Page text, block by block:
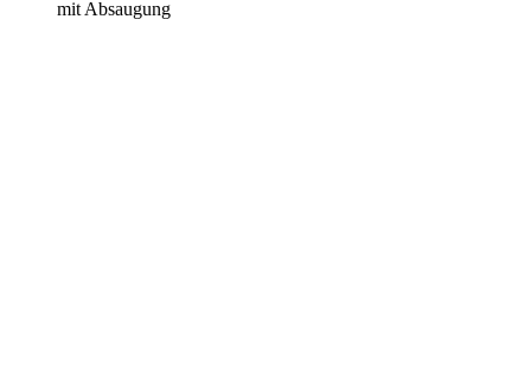
mit Absaugung